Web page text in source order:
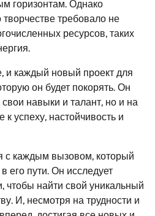
горизонтам. Однако
требовало не
ресурсов, таких
и каждый новый проект для
он будет покорять. Он
свои навыки и талант, но и на
успеху, настойчивость и
с каждым вызовом, который
его пути. Он исследует
чтобы найти свой уникальный
И, несмотря на трудности и